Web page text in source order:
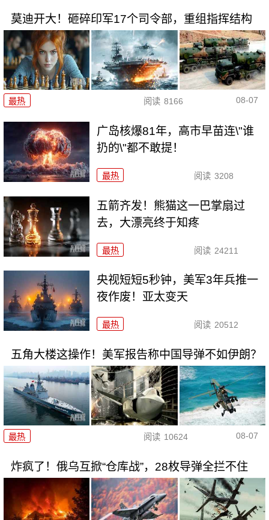
莫迪开大！砸碎印军17个司令部，重组指挥结构
最热 阅读 8166 08-07
广岛核爆81年，高市早苗连\"谁
扔的\"都不敢提！
最热 阅读 3208
五箭齐发！熊猫这一巴掌扇过
去，大漂亮终于知疼
最热 阅读 24211
央视短短5秒钟，美军3年兵推一
夜作废！亚太变天
最热 阅读 20512
五角大楼这操作！美军报告称中国导弹不如伊朗？
最热 阅读 10624 08-07
炸疯了！俄乌互掀“仓库战”，28枚导弹全拦不住